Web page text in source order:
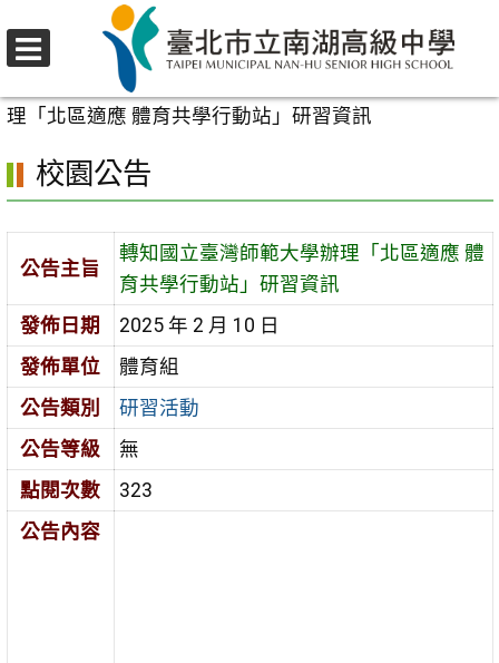
至
要
區
校園公告
理「北區適應 體育共學行動站」研習資訊
校園公告
公告主旨
轉知國立臺灣師範大學辦理「北區適應 體
育共學行動站」研習資訊
發佈日期
2025 年 2 月 10 日
發佈單位
體育組
公告類別
研習活動
公告等級
無
點閱次數
323
公告內容
選
單